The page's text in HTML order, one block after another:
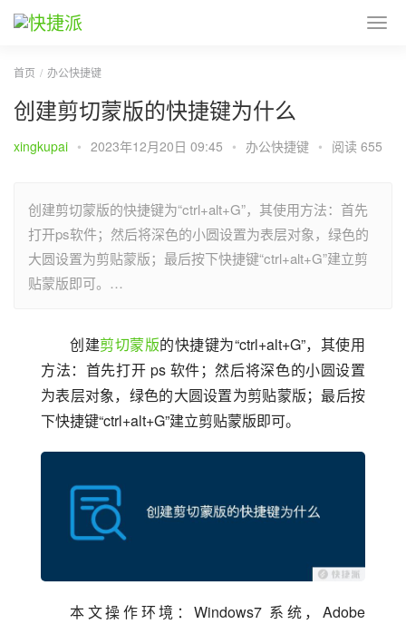
首页 办公快捷键
创建剪切蒙版的快捷键为什么
xingkupai • 2023年12月20日 09:45 • 办公快捷键 • 阅读 655
创建剪切蒙版的快捷键为“ctrl+alt+G”，其使用方法：首先
打开ps软件；然后将深色的小圆设置为表层对象，绿色的
大圆设置为剪贴蒙版；最后按下快捷键“ctrl+alt+G”建立剪
贴蒙版即可。…
创建剪切蒙版的快捷键为“ctrl+alt+G”，其使用
方法：首先打开 ps 软件；然后将深色的小圆设置
为表层对象，绿色的大圆设置为剪贴蒙版；最后按
下快捷键“ctrl+alt+G”建立剪贴蒙版即可。
本文操作环境：Windows7 系统，Adobe